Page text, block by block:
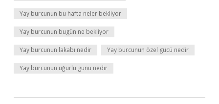
Yay burcunun bu hafta neler bekliyor
Yay burcunun bugün ne bekliyor
Yay burcunun lakabı nedir Yay burcunun özel gücü nedir
Yay burcunun uğurlu günü nedir